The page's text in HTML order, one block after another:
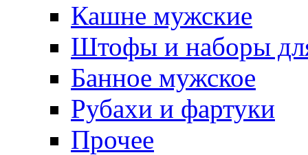
Кашне мужские
Штофы и наборы
Банное мужское
Рубахи и фартуки
Прочее